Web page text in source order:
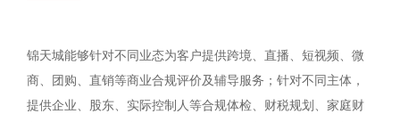
锦天城能够针对不同业态为客户提供跨境、直播、短视频、微
商、团购、直销等商业合规评价及辅导服务；针对不同主体，
提供企业、股东、实际控制人等合规体检、财税规划、家庭财